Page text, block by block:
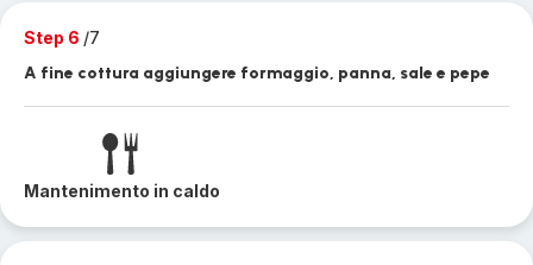
Step 6 /7
A fine cottura aggiungere formaggio, panna, sale e pepe
Mantenimento in caldo